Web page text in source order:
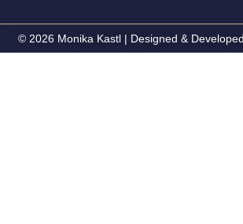
© 2026 Monika Kastl | Designed &